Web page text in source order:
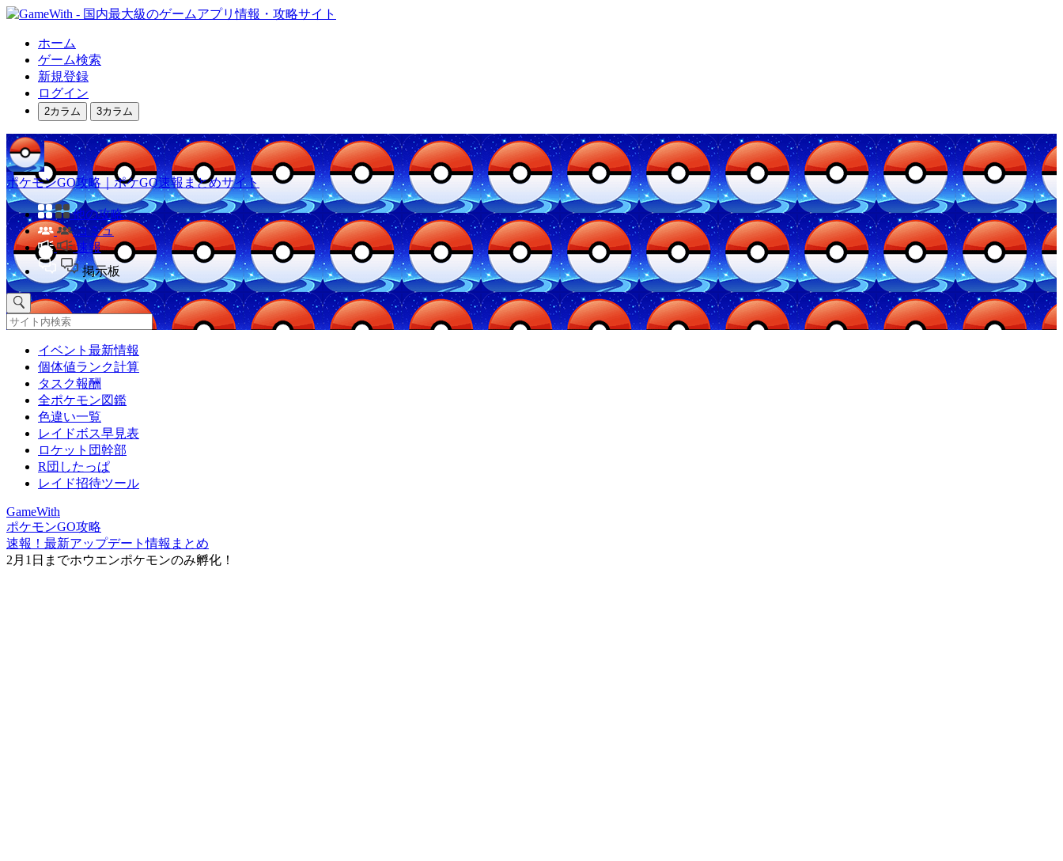
ホーム
ゲーム検索
新規登録
ログイン
2カラム 3カラム
ポケモンGO攻略｜ポケGO速報まとめサイト
他の攻略
コミュ
速報
掲示板
イベント最新情報
個体値ランク計算
タスク報酬
全ポケモン図鑑
色違い一覧
レイドボス早見表
ロケット団幹部
R団したっぱ
レイド招待ツール
GameWith
ポケモンGO攻略
速報！最新アップデート情報まとめ
2月1日までホウエンポケモンのみ孵化！